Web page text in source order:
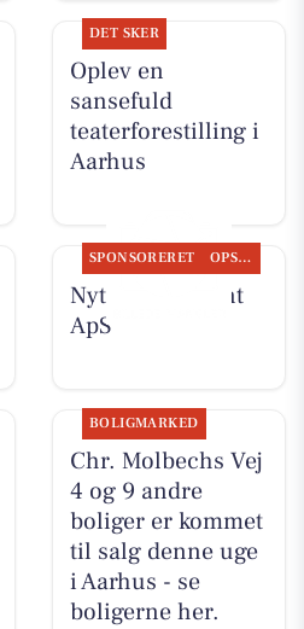
DET SKER
Oplev en
sansefuld
teaterforestilling i
Aarhus
SPONSORERET OPSLAGSTAVLEN
Nyt fra Fairpaint
ApS
BOLIGMARKED
Chr. Molbechs Vej
4 og 9 andre
boliger er kommet
til salg denne uge
i Aarhus - se
boligerne her.